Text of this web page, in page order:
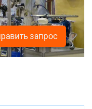
запрос